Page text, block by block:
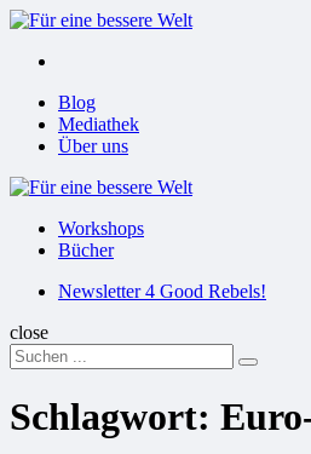
Menu
Menu
Blog
Mediathek
Über uns
Für
Workshops
Bücher
SuchenNewsletter 4 Good Rebels!
close
Search
for:
Suchen
Schlagwort: